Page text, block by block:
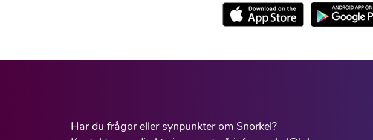
Har du frågor eller synpunkter om Snorkel?